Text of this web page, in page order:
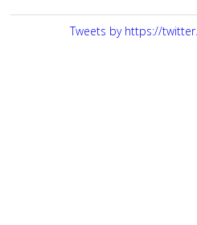
Tweets by https://